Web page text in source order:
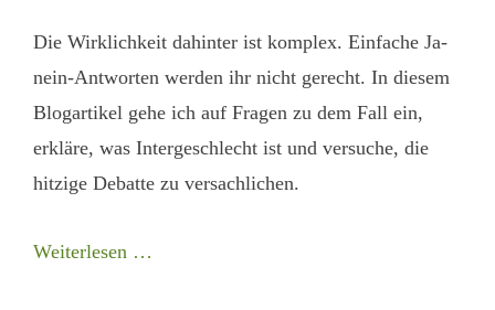
Die Wirklichkeit dahinter ist komplex. Einfache Ja-
nein-Antworten werden ihr nicht gerecht. In diesem
Blogartikel gehe ich auf Fragen zu dem Fall ein,
erkläre, was Intergeschlecht ist und versuche, die
hitzige Debatte zu versachlichen.
Weiterlesen …